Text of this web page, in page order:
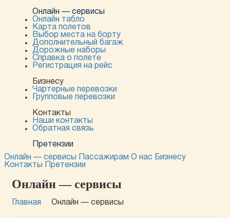
Онлайн — сервисы
Онлайн табло
Карта полетов
Выбор места на борту
Дополнительный багаж
Дорожные наборы
Справка о полете
Регистрация на рейс
Бизнесу
Чартерные перевозки
Групповые перевозки
Контакты
Наши контакты
Обратная связь
Претензии
Онлайн — сервисы
Пассажирам О нас Бизнесу
Контакты
Претензии
Онлайн — сервисы
Главная Онлайн — сервисы